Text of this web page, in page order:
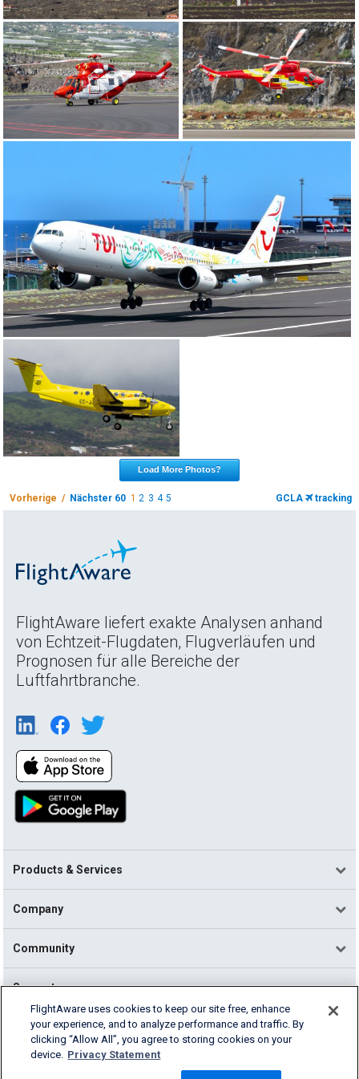
Load More Photos?
Vorherige / Nächster 60 12 3 4 5 GCLA tracking
FlightAware liefert exakte Analysen anhand
von Echtzeit-Flugdaten, Flugverläufen und
Prognosen für alle Bereiche der
Luftfahrtbranche.
Products & Services
Company
Community
Support
English (USA)
2026 FlightAware
Cookie Settings
FlightAware uses cookies to keep our site free, enhance
your experience, and to analyze performance and traffic. By
clicking “Allow All”, you agree to storing cookies on your
device. Privacy Statement